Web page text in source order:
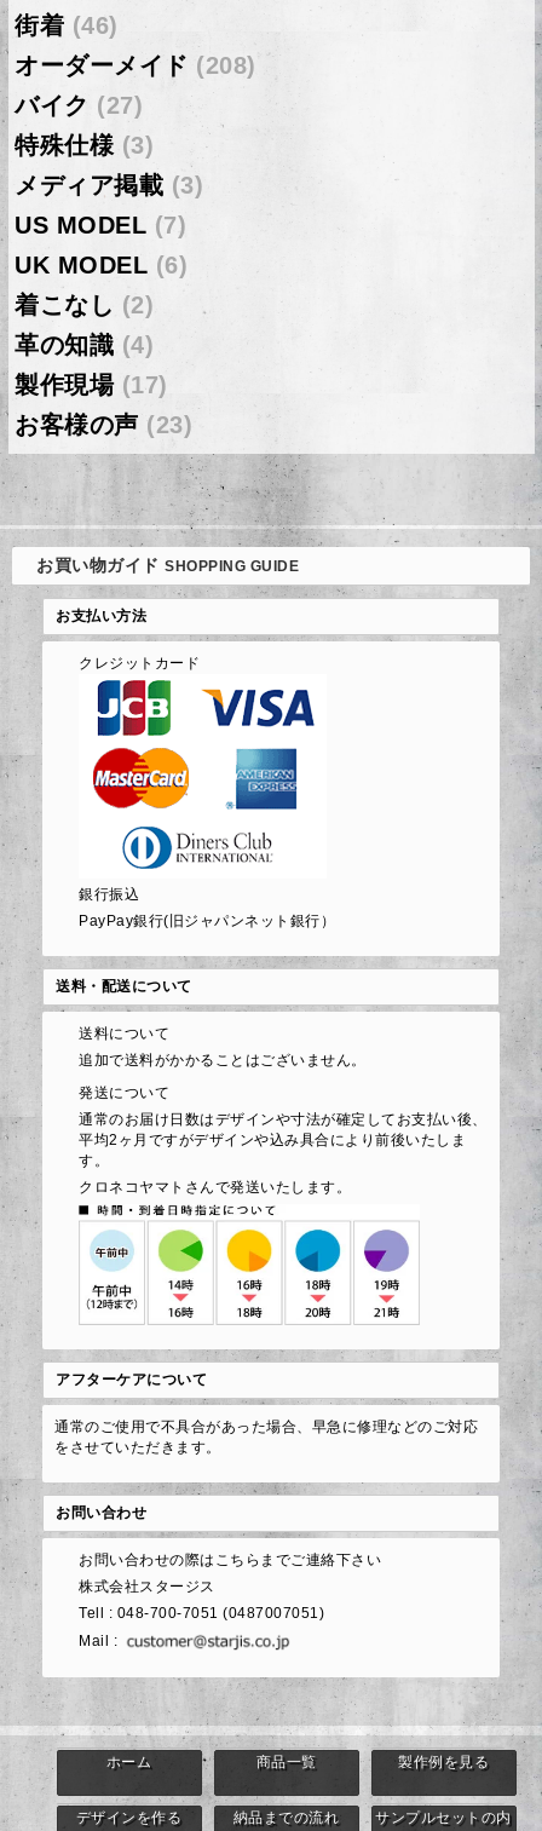
街着 (46)
オーダーメイド (208)
バイク (27)
特殊仕様 (3)
メディア掲載 (3)
US MODEL (7)
UK MODEL (6)
着こなし (2)
革の知識 (4)
製作現場(17)
お客様の声 (23)
お買い物ガイド SHOPPING GUIDE
お支払い方法
クレジットカード
銀行振込
PayPay銀行(旧ジャパンネット銀行）
送料・配送について
送料について
追加で送料がかかることはございません。
発送について
通常のお届け日数はデザインや寸法が確定してお支払い後、
平均2ヶ月ですがデザインや込み具合により前後いたしま
す。
クロネコヤマトさんで発送いたします。
アフターケアについて
通常のご使用で不具合があった場合、早急に修理などのご対応
をさせていただきます。
お問い合わせ
お問い合わせの際はこちらまでご連絡下さい
株式会社スタージス
Tell : 048-700-7051 (0487007051)
Mail :
ホーム 商品一覧 製作例を見る
デザインを作る 納品までの流れ
サンプルセットの内